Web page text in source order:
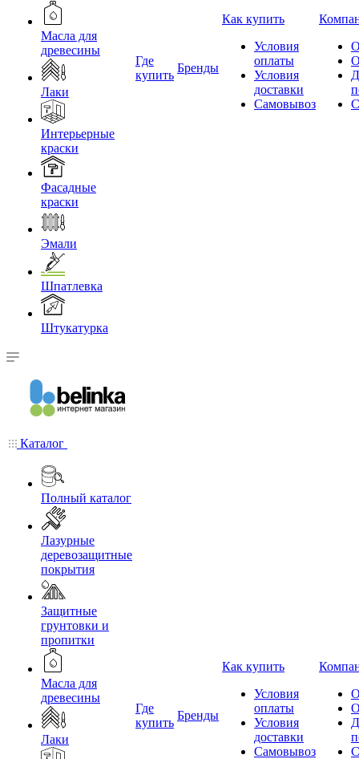
Масла для
древесины
Лаки
Интерьерные
краски
Фасадные
краски
Эмали
Шпатлевка
Штукатурка
Где
купить
Бренды
Как купить
Условия
оплаты
Условия
доставки
Самовывоз
Каталог
Полный каталог
Лазурные
деревозащитные
покрытия
Защитные
грунтовки и
пропитки
Масла для
древесины
Лаки
Где
купить
Бренды
Как купить
Условия
оплаты
Условия
доставки
Самовывоз